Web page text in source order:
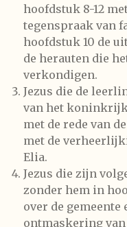
hoofdstuk 8-12
tegenspraak van
hoofdstuk 10 de
de herauten die
verkondigen.
Jezus die de
van het koninkrijk
met de rede van
met de
Elia.
Jezus die zijn
zonder hem in
over de gemeente
ontmaskering